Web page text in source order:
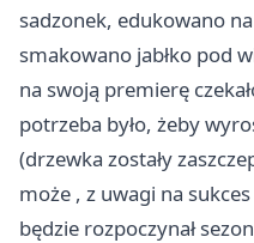
sadzonek, edukowano
smakowano jabłko pod
na swoją premierę
potrzeba było, żeby
(drzewka zostały
może , z uwagi na
będzie rozpoczynał